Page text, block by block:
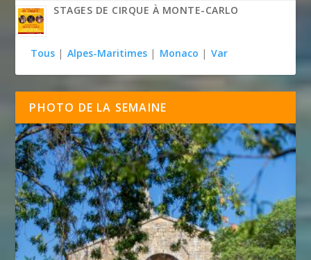
STAGES DE CIRQUE À MONTE-CARLO
Tous | Alpes-Maritimes | Monaco | Var
PHOTO DE LA SEMAINE